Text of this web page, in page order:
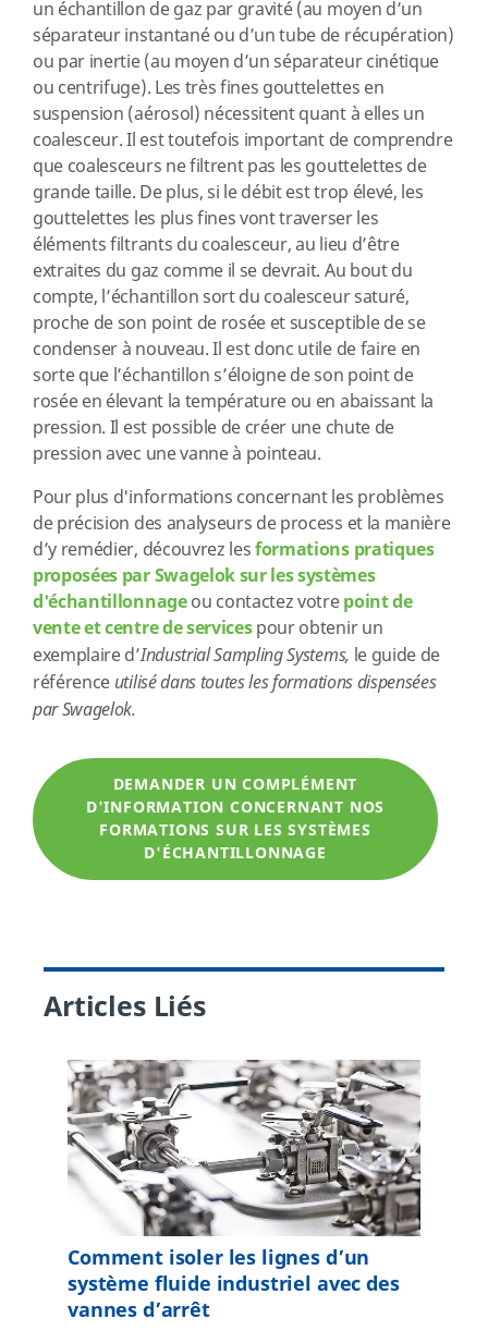
un échantillon de gaz par gravité (au moyen d’un
séparateur instantané ou d’un tube de récupération)
ou par inertie (au moyen d’un séparateur cinétique
ou centrifuge). Les très fines gouttelettes en
suspension (aérosol) nécessitent quant à elles un
coalesceur. Il est toutefois important de comprendre
que coalesceurs ne filtrent pas les gouttelettes de
grande taille. De plus, si le débit est trop élevé, les
gouttelettes les plus fines vont traverser les
éléments filtrants du coalesceur, au lieu d’être
extraites du gaz comme il se devrait. Au bout du
compte, l’échantillon sort du coalesceur saturé,
proche de son point de rosée et susceptible de se
condenser à nouveau. Il est donc utile de faire en
sorte que l’échantillon s’éloigne de son point de
rosée en élevant la température ou en abaissant la
pression. Il est possible de créer une chute de
pression avec une vanne à pointeau.
Pour plus d'informations concernant les problèmes
de précision des analyseurs de process et la manière
d’y remédier, découvrez lesformations pratiques
proposées par Swagelok sur les systèmes
d'échantillonnageou contactez votrepoint de
vente et centre de servicespour obtenir un
exemplaire d’Industrial Sampling Systems, le guide de
référence utilisé dans toutes les formations dispensées
par Swagelok.
DEMANDER UN COMPLÉMENT
D'INFORMATION CONCERNANT NOS
FORMATIONS SUR LES SYSTÈMES
D'ÉCHANTILLONNAGE
Articles Liés
Comment isoler les lignes d’un
système fluide industriel avec des
vannes d’arrêt